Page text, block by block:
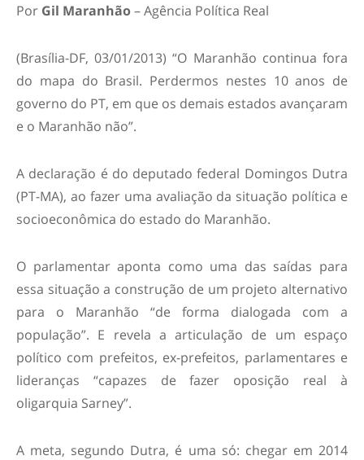
Por Gil Maranhão– Agência Política Real
(Brasília-DF, 03/01/2013) “O Maranhão continua fora
do mapa do Brasil. Perdermos nestes 10 anos de
governo do PT, em que os demais estados avançaram
e o Maranhão não”.
A declaração é do deputado federal Domingos Dutra
(PT-MA), ao fazer uma avaliação da situação política e
socioeconômica do estado do Maranhão.
O parlamentar aponta como uma das saídas para
essa situação a construção de um projeto alternativo
para o Maranhão “de forma dialogada com a
população”. E revela a articulação de um espaço
político com prefeitos, ex-prefeitos, parlamentares e
lideranças “capazes de fazer oposição real à
oligarquia Sarney”.
A meta, segundo Dutra, é uma só: chegar em 2014